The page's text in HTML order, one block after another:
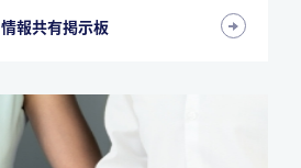
情報共有掲示板